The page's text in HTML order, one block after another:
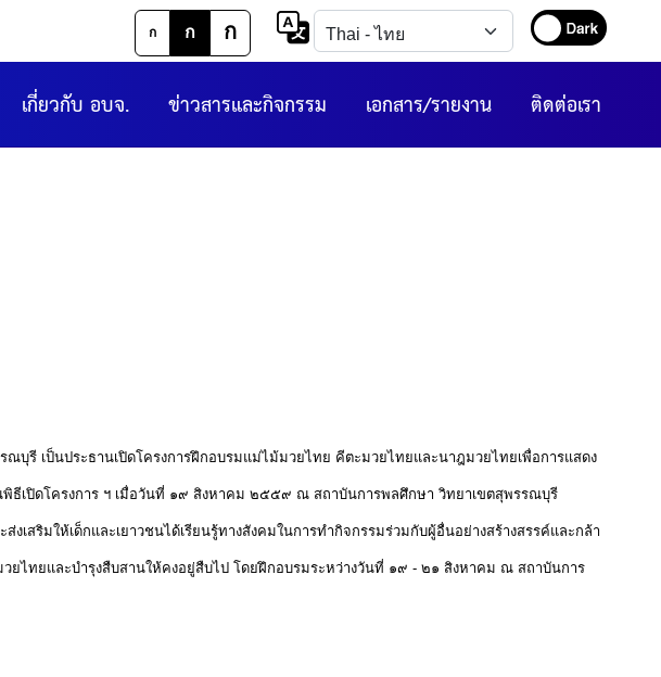
ก ก ก
ติดต่อเรา
เอกสาร/รายงาน
ข่าวสารและกิจกรรม
เกี่ยวกับ อบจ.
ระธานเปิดโครงการฝึกอบรมแม่ไม้มวยไทย คีตะมวยไทยและนาฎมวยไทยเพื่อการแสดง
เปิดโครงการ ฯ เมื่อวันที่ ๑๙ สิงหาคม ๒๕๕๙ ณ สถาบันการพลศึกษา วิทยาเขตสุพรรณบุรี
ห้เด็กและเยาวชนได้เรียนรู้ทางสังคมในการทำกิจกรรมร่วมกับผู้อื่นอย่างสร้างสรรค์และกล้า
ไทยและบำรุงสืบสานให้คงอยู่สืบไป โดยฝึกอบรมระหว่างวันที่ ๑๙ - ๒๑ สิงหาคม ณ สถาบันการ